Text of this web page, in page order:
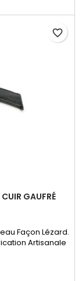
GAUFRÉ
Façon Lézard.
Artisanale
favorite_border